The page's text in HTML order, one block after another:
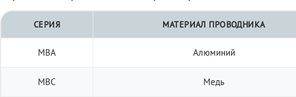
СЕРИЯ МАТЕРИАЛ ПРОВОДНИКА
МВА Алюминий
МВС Медь